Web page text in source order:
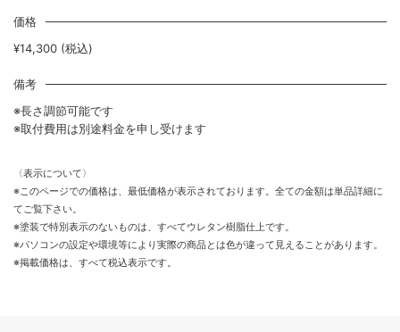
価格
¥14,300 (税込)
備考
※長さ調節可能です
※取付費用は別途料金を申し受けます
〈表示について〉
※このページでの価格は、最低価格が表示されております。全ての金額は単品詳細に
てご覧下さい。
※塗装で特別表示のないものは、すべてウレタン樹脂仕上です。
※パソコンの設定や環境等により実際の商品とは色が違って見えることがあります。
※掲載価格は、すべて税込表示です。